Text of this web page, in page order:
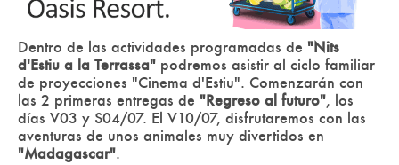
Dentro de las actividades programadas de "Nits
d'Estiu a la Terrassa" podremos asistir al ciclo familiar
de proyecciones "Cinema d'Estiu". Comenzarán con
las 2 primeras entregas de "Regreso al futuro", los
días V03 y S04/07. El V10/07, disfrutaremos con las
aventuras de unos animales muy divertidos en
"Madagascar".